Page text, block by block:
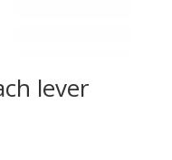
lever